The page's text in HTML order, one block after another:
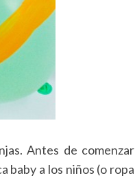
Antes de comenzar
baby a los niños (o ropa